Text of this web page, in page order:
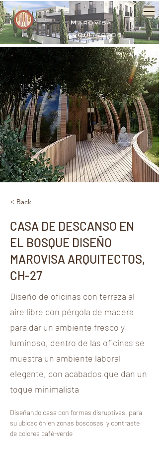
Marovisa
arquitectos
< Back
CASA DE DESCANSO EN
EL BOSQUE DISEÑO
MAROVISA ARQUITECTOS,
CH-27
Diseño de oficinas con terraza al
aire libre con pérgola de madera
para dar un ambiente fresco y
luminoso, dentro de las oficinas se
muestra un ambiente laboral
elegante, con acabados que dan un
toque minimalista
Diseñando casa con formas disruptivas, para
su ubicación en zonas boscosas  y contraste
de colores café-verde